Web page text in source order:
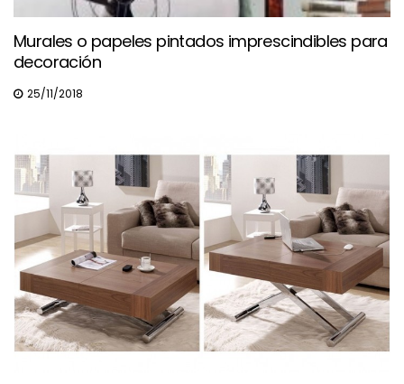
Murales o papeles pintados imprescindibles para
decoración
25/11/2018